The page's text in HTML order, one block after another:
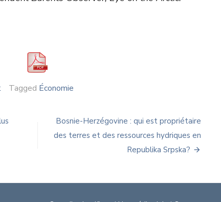
Tagged Économie
Bosnie-Herzégovine : qui est propriétaire
des terres et des ressources hydriques en
Republika Srpska?